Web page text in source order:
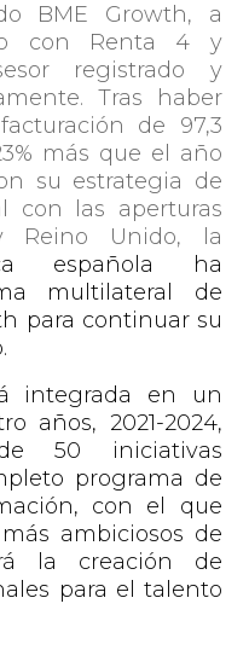
BME Growth, a
con Renta 4 y
registrado y
Tras haber
de 97,3
más que el año
su estrategia de
con las aperturas
Reino Unido, la
española ha
multilateral de
para continuar su
integrada en un
años, 2021-2024,
50 iniciativas
programa de
con el que
ambiciosos de
la creación de
para el talento